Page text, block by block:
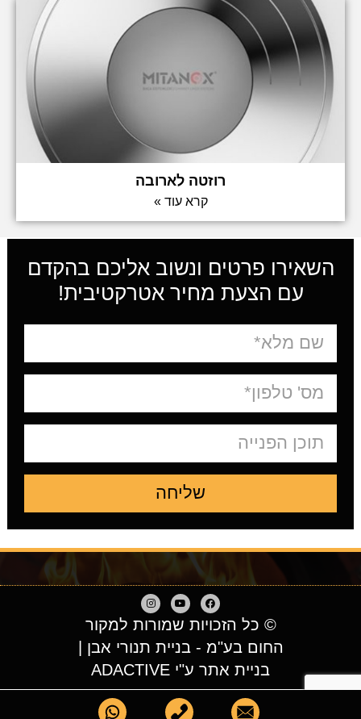
רוזטה לארובה
קרא עוד »
השאירו פרטים ונשוב אליכם בהקדם
עם הצעת מחיר אטרקטיבית!
שליחה
© כל הזכויות שמורות למקור
החום בע"מ - בניית תנורי אבן |
בניית אתר ע"י ADACTIVE